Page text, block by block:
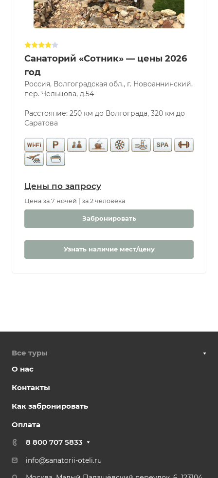
Хорошо
Нормально
Количество звезд
Услуги
Бассейн
Парковка
Бассейн
Крытый
водой
Дети
Детская
комната
Санаторий «Сотник» — цены 2026
год
Россия, Волгоградская обл., г. Новоаннинский,
пер. Чельцова, д.54
Расстояние: 250 км до Волгограда, 320 км до
Саратова
Цены по запросу
Цена за 7 ночей | за 2 человека
Забронировать
Узнать наличие мест/цену
Все туры
О нас
Контакты
Как забронировать
Оплата
8 800 707 5833
info@sanatorii-oteli.ru